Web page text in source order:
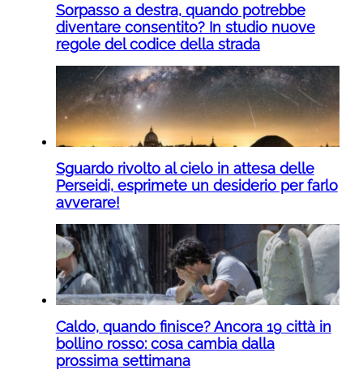
Sorpasso a destra, quando potrebbe
diventare consentito? In studio nuove
regole del codice della strada
Sguardo rivolto al cielo in attesa delle
Perseidi, esprimete un desiderio per farlo
avverare!
Caldo, quando finisce? Ancora 19 città in
bollino rosso: cosa cambia dalla
prossima settimana